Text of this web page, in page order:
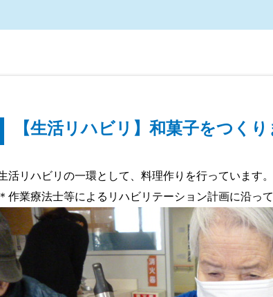
【生活リハビリ】和菓子をつくり
活リハビリの一環として、料理作りを行っています
＊作業療法士等によるリハビリテーション計画に沿っ